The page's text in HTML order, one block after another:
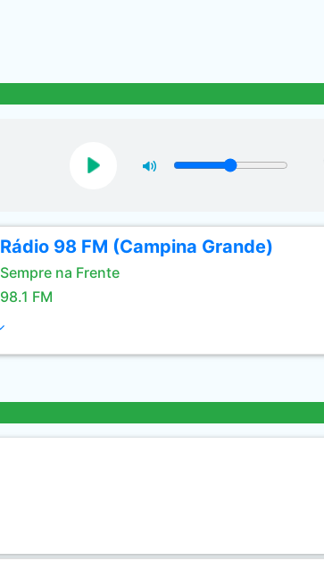
Rádio 98 FM (Campina Grande)
Sempre na Frente
98.1 FM